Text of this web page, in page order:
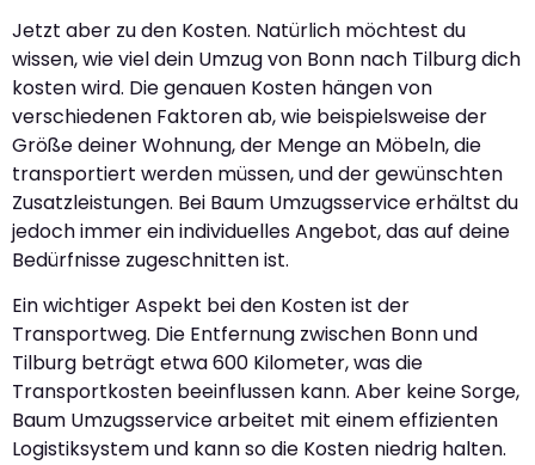
Jetzt aber zu den Kosten. Natürlich möchtest du
wissen, wie viel dein Umzug von Bonn nach Tilburg dich
kosten wird. Die genauen Kosten hängen von
verschiedenen Faktoren ab, wie beispielsweise der
Größe deiner Wohnung, der Menge an Möbeln, die
transportiert werden müssen, und der gewünschten
Zusatzleistungen. Bei Baum Umzugsservice erhältst du
jedoch immer ein individuelles Angebot, das auf deine
Bedürfnisse zugeschnitten ist.
Ein wichtiger Aspekt bei den Kosten ist der
Transportweg. Die Entfernung zwischen Bonn und
Tilburg beträgt etwa 600 Kilometer, was die
Transportkosten beeinflussen kann. Aber keine Sorge,
Baum Umzugsservice arbeitet mit einem effizienten
Logistiksystem und kann so die Kosten niedrig halten.